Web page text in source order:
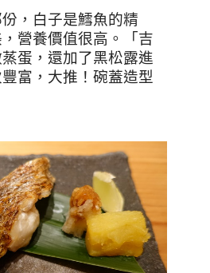
，白子是鱈魚的精
營養價值很高。「吉
蛋，還加了黑松露進
富，大推！碗蓋造型